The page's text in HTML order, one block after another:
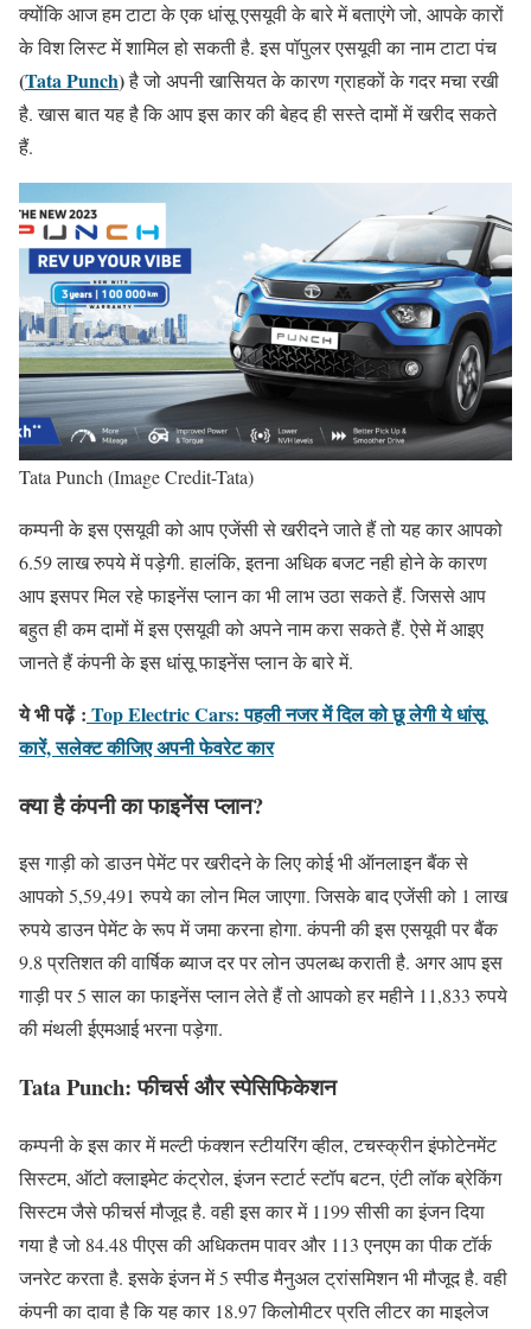
क्योंकि आज हम टाटा के एक धांसू एसयूवी के बारे में बताएंगे जो, आपके कारों
के विश लिस्ट में शामिल हो सकती है. इस पॉपुलर एसयूवी का नाम टाटा पंच
(Tata Punch)है जो अपनी खासियत के कारण ग्राहकों के गदर मचा रखी
है. खास बात यह है कि आप इस कार की बेहद ही सस्ते दामों में खरीद सकते
हैं.
Tata Punch (Image Credit-Tata)
कम्पनी के इस एसयूवी को आप एजेंसी से खरीदने जाते हैं तो यह कार आपको
6.59 लाख रुपये में पड़ेगी. हालंकि, इतना अधिक बजट नही होने के कारण
आप इसपर मिल रहे फाइनेंस प्लान का भी लाभ उठा सकते हैं. जिससे आप
बहुत ही कम दामों में इस एसयूवी को अपने नाम करा सकते हैं. ऐसे में आइए
जानते हैं कंपनी के इस धांसू फाइनेंस प्लान के बारे में.
ये भी पढ़ें : Top Electric Cars: पहली नजर में दिल को छू लेगी ये धांसू
कारें, सलेक्ट कीजिए अपनी फेवरेट कार
क्या है कंपनी का फाइनेंस प्लान?
इस गाड़ी को डाउन पेमेंट पर खरीदने के लिए कोई भी ऑनलाइन बैंक से
आपको 5,59,491 रुपये का लोन मिल जाएगा. जिसके बाद एजेंसी को 1 लाख
रुपये डाउन पेमेंट के रूप में जमा करना होगा. कंपनी की इस एसयूवी पर बैंक
9.8 प्रतिशत की वार्षिक ब्याज दर पर लोन उपलब्ध कराती है. अगर आप इस
गाड़ी पर 5 साल का फाइनेंस प्लान लेते हैं तो आपको हर महीने 11,833 रुपये
की मंथली ईएमआई भरना पड़ेगा.
Tata Punch:फीचर्सऔर स्पेसिफिकेशन
कम्पनी के इस कार में मल्टी फंक्शन स्टीयरिंग व्हील, टचस्क्रीन इंफोटेनमेंट
सिस्टम, ऑटो क्लाइमेट कंट्रोल, इंजन स्टार्ट स्टॉप बटन, एंटी लॉक ब्रेकिंग
सिस्टम जैसे फीचर्स मौजूद है. वही इस कार में 1199 सीसी का इंजन दिया
गया है जो 84.48 पीएस की अधिकतम पावर और 113 एनएम का पीक टॉर्क
जनरेट करता है. इसके इंजन में 5 स्पीड मैनुअल ट्रांसमिशन भी मौजूद है. वही
कंपनी का दावा है कि यह कार 18.97 किलोमीटर प्रति लीटर का माइलेज